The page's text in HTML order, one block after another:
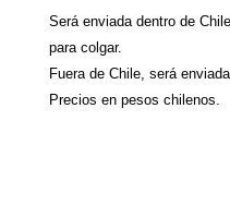
Será enviada dentro de
para colgar.
Fuera de Chile, será
Precios en pesos chilenos.